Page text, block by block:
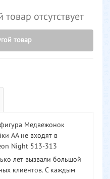
отсутствует
товар
Медвежонок
AA не входят в
Night 513-313
лет вызвали большой
клиентов. С каждым